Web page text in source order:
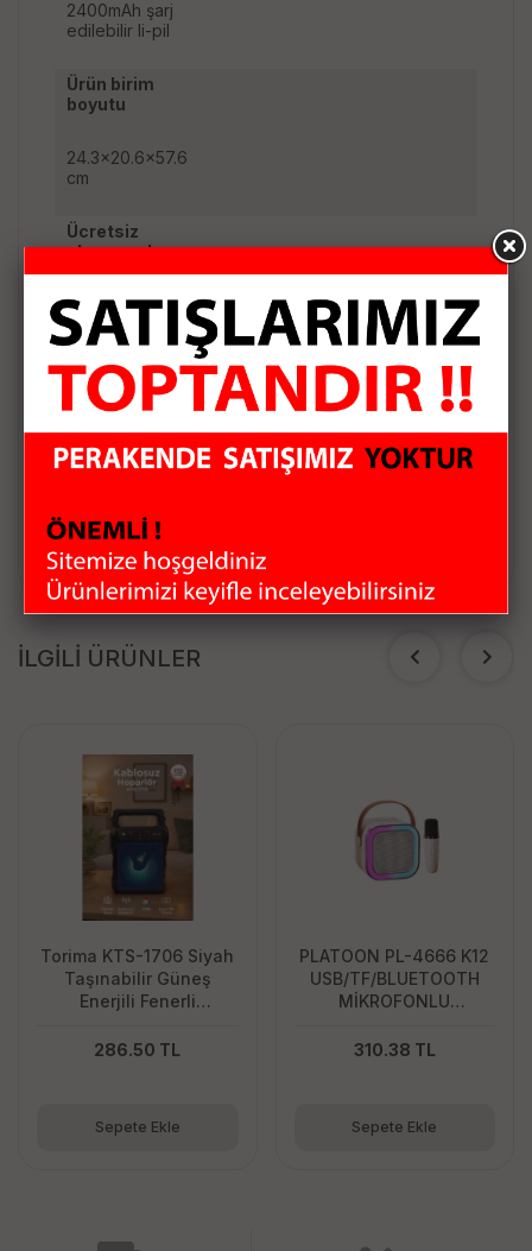
2400mAh şarj
edilebilir li-pil
Ürün birim
boyutu
24.3x20.6x57.6
cm
Ücretsiz
aksesuarlar
USB şarj
kablosu x 1
adet, kablolu
mikrofon x 1
adet, uzaktan
kumanda x 1
İLGİLİ ÜRÜNLER
Torima KTS-1706 Siyah
Taşınabilir Güneş
Enerjili Fenerli
286.50 TL
Sepete Ekle
PLATOON PL-4666 K12
USB/TF/BLUETOOTH
MİKROFONLU
SİSTEMİ
310.38 TL
Sepete Ekle